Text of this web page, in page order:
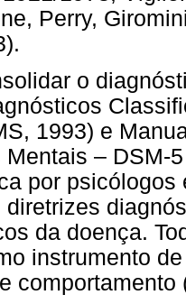
Perry,
o
1993) e
Mentais – DSM-
por psicólogos
diretrizes
da doença.
instrumento